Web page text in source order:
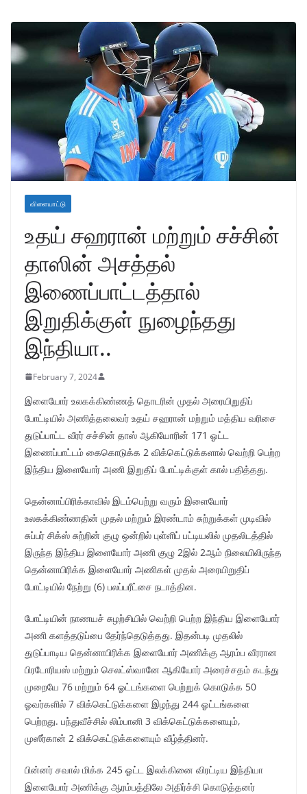
விளையாட்டு
உதய் சஹரான் மற்றும் சச்சின்
தாஸின் அசத்தல்
இணைப்பாட்டத்தால்
இறுதிக்குள் நுழைந்தது
இந்தியா..
February 7, 2024
இளையோர் உலகக்கிண்ணத் தொடரின் முதல் அரையிறுதிப்
போட்டியில் அணித்தலைவர் உதய் சஹரான் மற்றும் மத்திய வரிசை
துடுப்பாட்ட வீரர் சச்சின் தாஸ் ஆகியோரின் 171 ஓட்ட
இணைப்பாட்டம் கைகொடுக்க 2 விக்கெட்டுக்களால் வெற்றி பெற்ற
இந்திய இளையோர் அணி இறுதிப் போட்டிக்குள் கால் பதித்தது.
தென்னாப்பிரிக்காவில் இடம்பெற்று வரும் இளையோர்
உலகக்கிண்ணதின் முதல் மற்றும் இரண்டாம் சுற்றுக்கள் முடிவில்
சுப்பர் சிக்ஸ் சுற்றின் குழு ஒன்றில் புள்ளிப் பட்டியலில் முதலிடத்தில்
இருந்த இந்திய இளையோர் அணி குழு 2இல் 2ஆம் நிலையிலிருந்த
தென்னாபிரிக்க இளையோர் அணிகள் முதல் அரையிறுதிப்
போட்டியில் நேற்று (6) பலப்பரீட்சை நடாத்தின.
போட்டியின் நாணயச் சுழற்சியில் வெற்றி பெற்ற இந்திய இளையோர்
அணி களத்தடுப்பை தேர்ந்தெடுத்தது. இதன்படி முதலில்
துடுப்பாடிய தென்னாபிரிக்க இளையோர் அணிக்கு ஆரம்ப வீரரான
பிரடோரியஸ் மற்றும் செலட்ஸ்வானே ஆகியோர் அரைச்சதம் கடந்து
முறையே 76 மற்றும் 64 ஓட்டங்களை பெற்றுக் கொடுக்க 50
ஓவர்களில் 7 விக்கெட்டுக்களை இழந்து 244 ஓட்டங்களை
பெற்றது. பந்துவீச்சில் லிம்பானி 3 விக்கெட்டுக்களையும்,
முஸீர்கான் 2 விக்கெட்டுக்களையும் வீழ்த்தினர்.
பின்னர் சவால் மிக்க 245 ஓட்ட இலக்கினை விரட்டிய இந்தியா
இளையோர் அணிக்கு ஆரம்பத்திலே அதிர்ச்சி கொடுத்தனர்